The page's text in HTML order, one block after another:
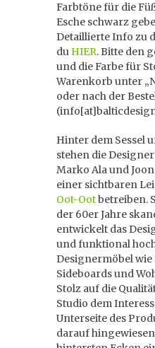
Farbtöne für die
Esche schwarz
Detaillierte Info zu
du HIER. Bitte den
und die Farbe für
Warenkorb unter
oder nach der
Hinter dem Sessel
stehen die
Marko Ala und
einer sichtbaren
Oot-Ootbetreiben.
der 60er Jahre
entwickelt das
und funktional
Designermöbel wie
Sideboards und
Stolz auf die
Studio dem
Unterseite des
darauf